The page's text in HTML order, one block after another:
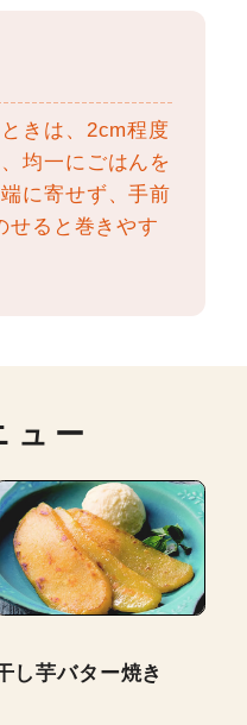
きは、2cm程度
均一にごはんを
に寄せず、手前
せると巻きやす
ュー
し芋バター焼き